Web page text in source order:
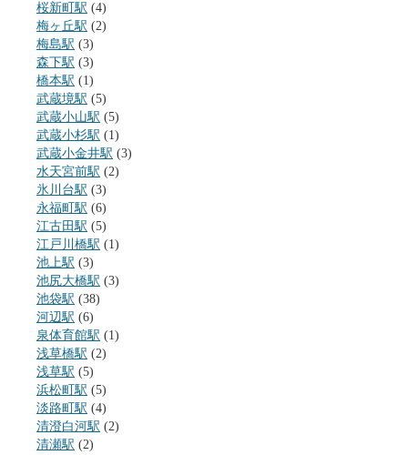
桜新町駅 (4)
梅ヶ丘駅 (2)
梅島駅 (3)
森下駅 (3)
橋本駅 (1)
武蔵境駅 (5)
武蔵小山駅 (5)
武蔵小杉駅 (1)
武蔵小金井駅 (3)
水天宮前駅 (2)
氷川台駅 (3)
永福町駅 (6)
江古田駅 (5)
江戸川橋駅 (1)
池上駅 (3)
池尻大橋駅 (3)
池袋駅 (38)
河辺駅 (6)
泉体育館駅 (1)
浅草橋駅 (2)
浅草駅 (5)
浜松町駅 (5)
淡路町駅 (4)
清澄白河駅 (2)
清瀬駅 (2)